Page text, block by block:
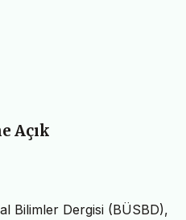
Açık
Bilimler Dergisi (BÜSBD),